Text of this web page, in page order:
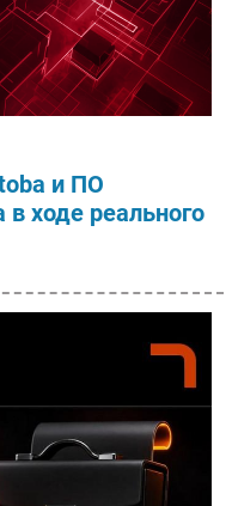
и ПО
ходе реального